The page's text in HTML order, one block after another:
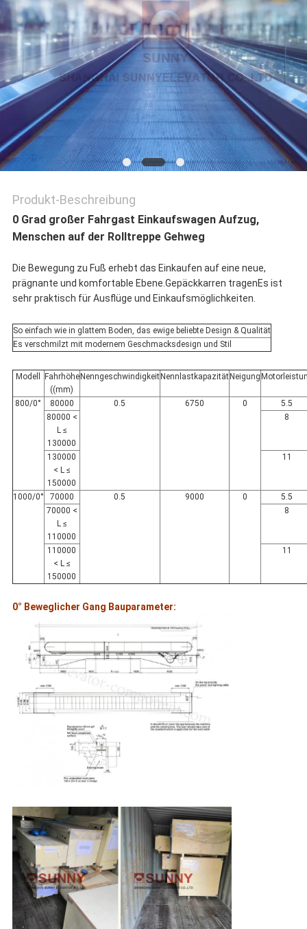
FÄLLE
SITEMAP
PRIVACY
POLICY
Produkt-Beschreibung
0 Grad großer Fahrgast Einkaufswagen Aufzug,
Menschen auf der Rolltreppe Gehweg
Die Bewegung zu Fuß erhebt das Einkaufen auf eine neue,
prägnante und komfortable Ebene.Gepäckkarren tragenEs ist
sehr praktisch für Ausflüge und Einkaufsmöglichkeiten.
So einfach wie in glattem Boden, das ewige beliebte Design & Qualität
Es verschmilzt mit modernem Geschmacksdesign und Stil
Modell
Fahrhöhe
((mm)
Nenngeschwindigkeit Nennlastkapazität Neigung
800/0° 80000 0.5 6750 0
5.5
80000 <
L ≤
130000
8
130000
< L ≤
150000
11
1000/0° 70000 0.5 9000 0
5.5
70000 <
L ≤
110000
8
110000
< L ≤
150000
11
0° Beweglicher Gang Bauparameter: